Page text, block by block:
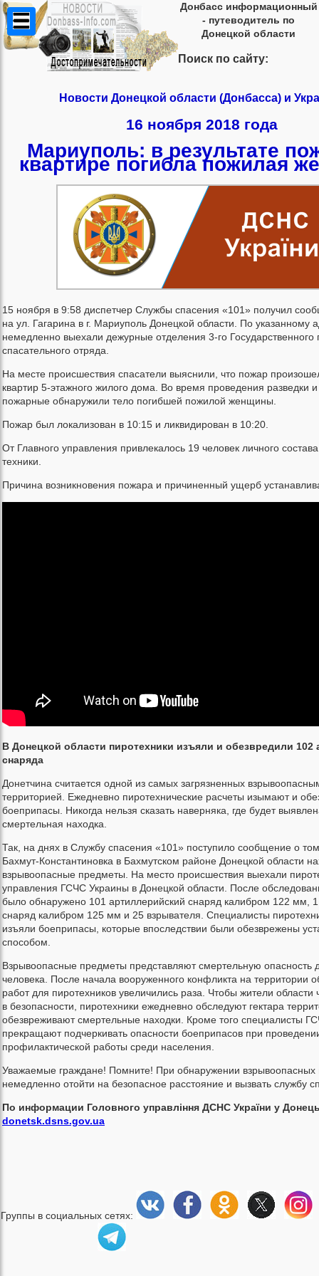
Донбасс информационный
- путеводитель по
Донецкой области
Поиск по сайту:
Новости Донецкой области (Донбасса) и
16 ноября 2018 года
Мариуполь: в результате
квартире погибла пожилая
15 ноября в 9:58 диспетчер Службы спасения «101» получил
на ул. Гагарина в г. Мариуполь Донецкой области. По указанному
немедленно выехали дежурные отделения 3-го Государственного
спасательного отряда.
На месте происшествия спасатели выяснили, что пожар
квартир 5-этажного жилого дома. Во время проведения разведки
пожарные обнаружили тело погибшей пожилой женщины.
Пожар был локализован в 10:15 и ликвидирован в 10:20.
От Главного управления привлекалось 19 человек личного
техники.
Причина возникновения пожара и причиненный ущерб
В Донецкой области пиротехники изъяли и обезвредили 102
снаряда
Донетчина считается одной из самых загрязненных
территорией. Ежедневно пиротехнические расчеты изымают и
боеприпасы. Никогда нельзя сказать наверняка, где будет
смертельная находка.
Так, на днях в Службу спасения «101» поступило сообщение о
Бахмут-Константиновка в Бахмутском районе Донецкой области
взрывоопасные предметы. На место происшествия выехали
управления ГСЧС Украины в Донецкой области. После
было обнаружено 101 артиллерийский снаряд калибром 122 мм,
снаряд калибром 125 мм и 25 взрывателя. Специалисты
изъяли боеприпасы, которые впоследствии были обезврежены
способом.
Взрывоопасные предметы представляют смертельную опасность
человека. После начала вооруженного конфликта на территории
работ для пиротехников увеличились раза. Чтобы жители области
в безопасности, пиротехники ежедневно обследуют гектара
обезвреживают смертельные находки. Кроме того специалисты
прекращают подчеркивать опасности боеприпасов при
профилактической работы среди населения.
Уважаемые граждане! Помните! При обнаружении взрывоопасных
немедленно отойти на безопасное расстояние и вызвать службу
По информации Головного управління ДСНС України у
donetsk.dsns.gov.ua
Группы в социальных сетях: